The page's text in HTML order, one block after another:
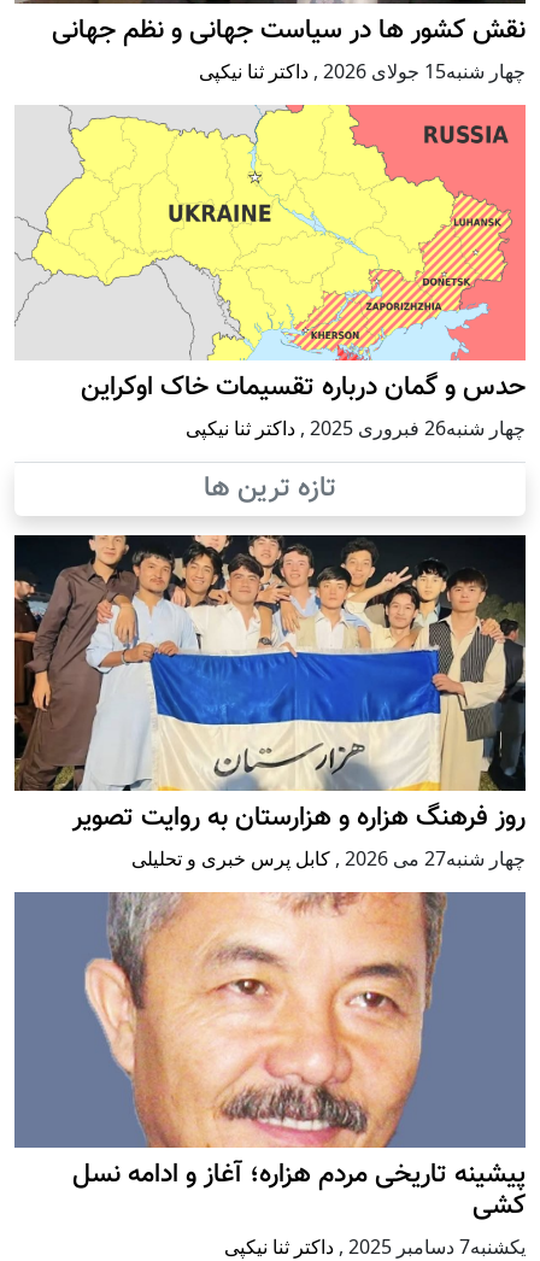
نقش کشور ها در سیاست جهانی و نظم جهانی
چهار شنبه15 جولای 2026 , داکتر ثنا نیکپی
حدس و گمان درباره تقسیمات خاک اوکراین
چهار شنبه26 فبروری 2025 , داکتر ثنا نیکپی
تازه ترین ها
روز فرهنگ هزاره و هزارستان به روایت تصویر
چهار شنبه27 می 2026 , کابل پرس خبری و تحلیلی
پيشينه تاريخی مردم هزاره؛ آغاز و ادامه نسل
کشی
يكشنبه7 دسامبر 2025 , داکتر ثنا نیکپی